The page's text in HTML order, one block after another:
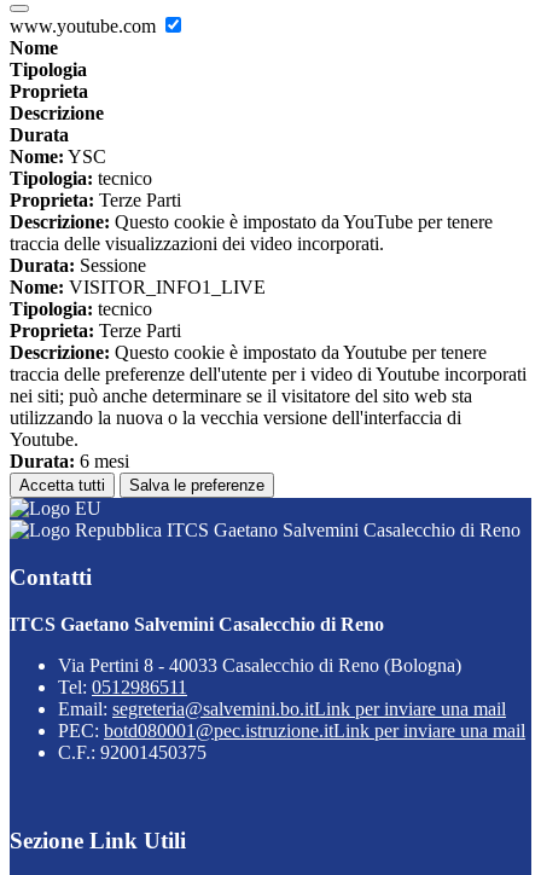
www.youtube.com
Nome
Tipologia
Proprieta
Descrizione
Durata
Nome: YSC
Tipologia: tecnico
Proprieta: Terze Parti
Descrizione: Questo cookie è impostato da YouTube per tenere
traccia delle visualizzazioni dei video incorporati.
Durata: Sessione
Nome: VISITOR_INFO1_LIVE
Tipologia: tecnico
Proprieta: Terze Parti
Descrizione: Questo cookie è impostato da Youtube per tenere
traccia delle preferenze dell'utente per i video di Youtube incorporati
nei siti; può anche determinare se il visitatore del sito web sta
utilizzando la nuova o la vecchia versione dell'interfaccia di
Youtube.
Durata: 6 mesi
Accetta tutti Salva le preferenze
ITCS Gaetano Salvemini Casalecchio di Reno
Contatti
ITCS Gaetano Salvemini Casalecchio di Reno
Via Pertini 8 - 40033 Casalecchio di Reno (Bologna)
Tel: 0512986511
Email: segreteria@salvemini.bo.itLink per inviare una mail
PEC: botd080001@pec.istruzione.itLink per inviare una mail
C.F.: 92001450375
Sezione Link Utili